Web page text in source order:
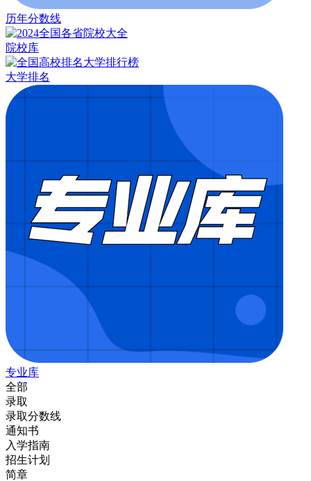
历年分数线
院校库
大学排名
专业库
全部
录取
录取分数线
通知书
入学指南
招生计划
简章